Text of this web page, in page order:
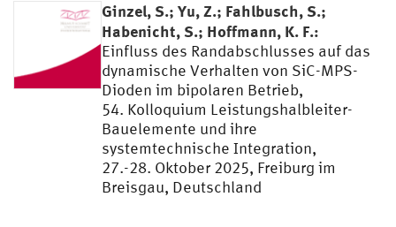
Ginzel, S.; Yu, Z.; Fahlbusch, S.;
Habenicht, S.; Hoffmann, K. F.:
Einfluss des Randabschlusses auf das
dynamische Verhalten von SiC-MPS-
Dioden im bipolaren Betrieb,
54. Kolloquium Leistungshalbleiter-
Bauelemente und ihre
systemtechnische Integration,
27.-28. Oktober 2025, Freiburg im
Breisgau, Deutschland